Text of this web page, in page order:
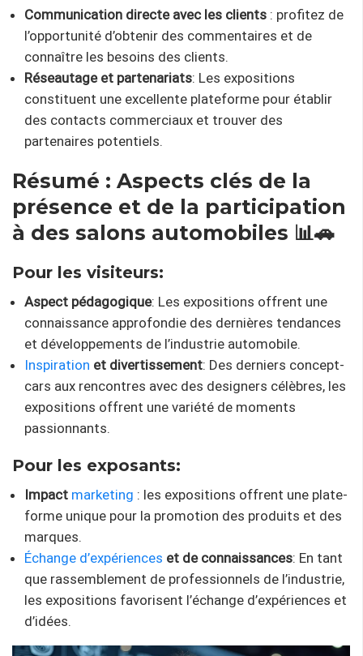
Communication directe avec les clients : profitez de
l’opportunité d’obtenir des commentaires et de
connaître les besoins des clients.
Réseautage et partenariats: Les expositions
constituent une excellente plateforme pour établir
des contacts commerciaux et trouver des
partenaires potentiels.
Résumé : Aspects clés de la
présence et de la participation
à des salons automobiles 📊🚗
Pour les visiteurs:
Aspect pédagogique: Les expositions offrent une
connaissance approfondie des dernières tendances
et développements de l’industrie automobile.
Inspiration et divertissement: Des derniers concept-
cars aux rencontres avec des designers célèbres, les
expositions offrent une variété de moments
passionnants.
Pour les exposants:
Impact marketing : les expositions offrent une plate-
forme unique pour la promotion des produits et des
marques.
Échange d’expériences et de connaissances: En tant
que rassemblement de professionnels de l’industrie,
les expositions favorisent l’échange d’expériences et
d’idées.